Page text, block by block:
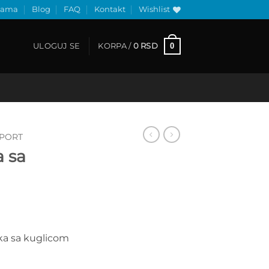
Blog FAQ Kontakt Wishlist
ULOGUJ SE KORPA / 0 RSD 0
sa
sa kuglicom